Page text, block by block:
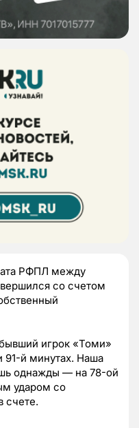
РФПЛ между
со счетом
игрок «Томи»
91-й минутах. Наша
однажды — на 78-ой
ударом со
счете.